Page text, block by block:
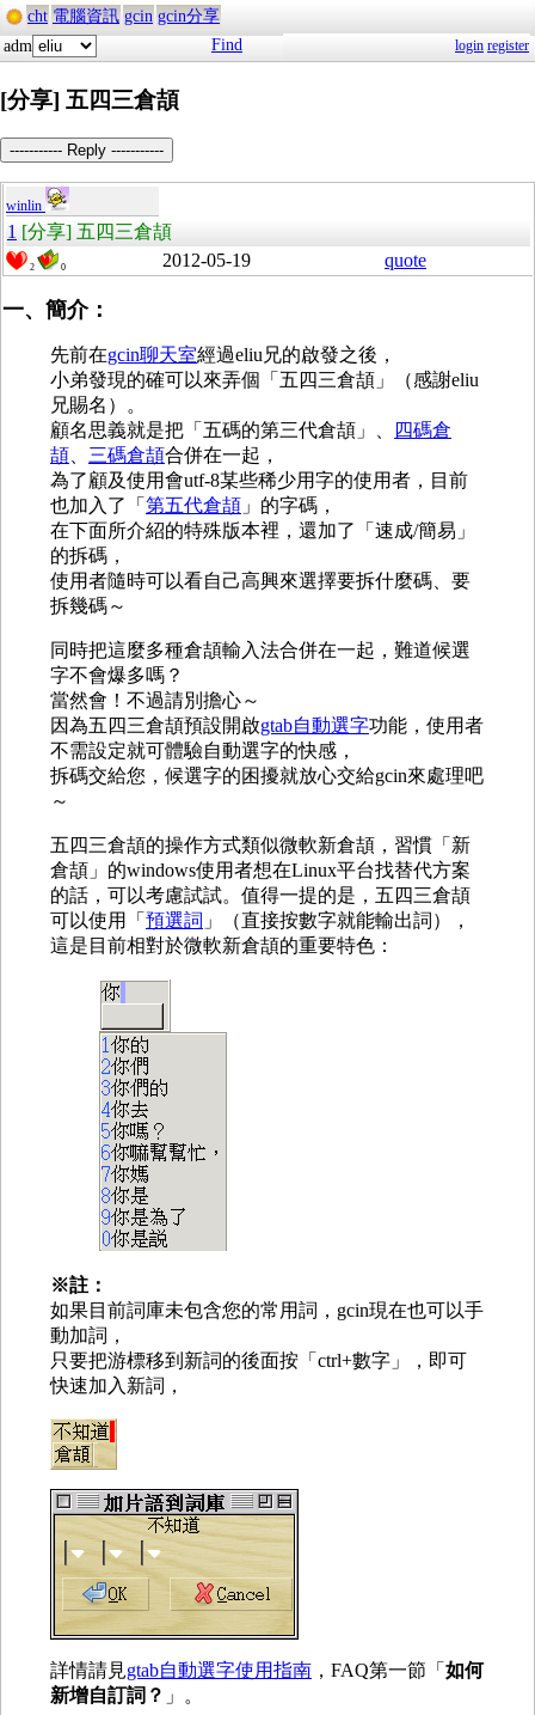
cht 電腦資訊 gcin gcin分享
adm
Find login register
[分享] 五四三倉頡
----------- Reply -----------
winlin
1 [分享] 五四三倉頡
2 0 2012-05-19 quote
一、簡介：
先前在gcin聊天室經過eliu兄的啟發之後，
小弟發現的確可以來弄個「五四三倉頡」（感謝eliu
兄賜名）。
顧名思義就是把「五碼的第三代倉頡」、
四碼倉
頡、 三碼倉頡合併在一起，
為了顧及使用會utf-8某些稀少用字的使用者，目前
也加入了「 第五代倉頡 」的字碼，
在下面所介紹的特殊版本裡，還加了「速成/簡易」
的拆碼，
使用者隨時可以看自己高興來選擇要拆什麼碼、要
拆幾碼～
同時把這麼多種倉頡輸入法合併在一起，難道候選
字不會爆多嗎？
當然會！不過請別擔心～
因為五四三倉頡預設開啟gtab自動選字功能，使用者
不需設定就可體驗自動選字的快感，
拆碼交給您，候選字的困擾就放心交給gcin來處理吧
～
五四三倉頡的操作方式類似微軟新倉頡，習慣「新
倉頡」的windows使用者想在Linux平台找替代方案
的話，可以考慮試試。值得一提的是，五四三倉頡
可以使用「 預選詞 」（直接按數字就能輸出詞），
這是目前相對於微軟新倉頡的重要特色：
※註：
如果目前詞庫未包含您的常用詞，gcin現在也可以手
動加詞，
只要把游標移到新詞的後面按「ctrl+數字」，即可
快速加入新詞，
詳情請見gtab自動選字使用指南 ，FAQ第一節「 如何
新增自訂詞？ 」。